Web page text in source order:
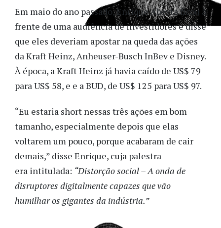
Em maio do ano passado, Enrique Abeyta ficou à
frente de uma audiência de investidores e disse
que eles deveriam apostar na queda das ações
da Kraft Heinz, Anheuser-Busch InBev e Disney.
À época, a Kraft Heinz já havia caído de US$ 79
para US$ 58, e e a BUD, de US$ 125 para US$ 97.
“Eu estaria short nessas três ações em bom
tamanho, especialmente depois que elas
voltarem um pouco, porque acabaram de cair
demais,” disse Enrique, cuja palestra
era intitulada: “Distorção social – A onda de
disruptores digitalmente capazes que vão
humilhar os gigantes da indústria.”